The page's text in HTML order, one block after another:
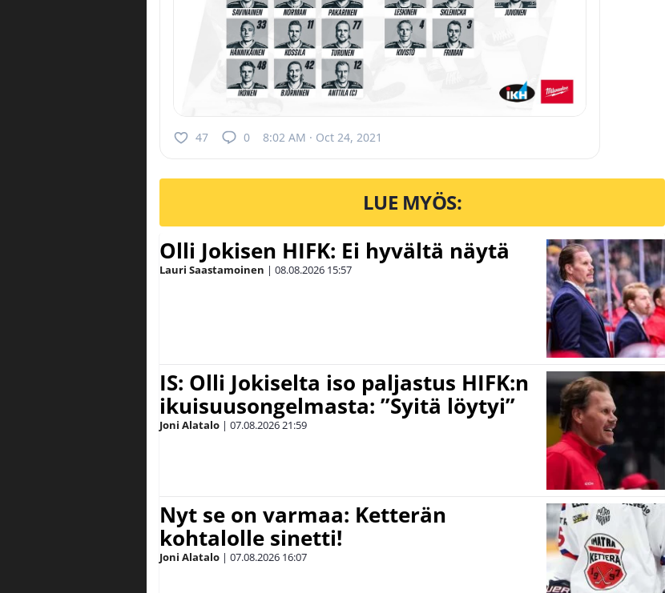
47 0 8:02 AM · Oct 24, 2021
LUE MYÖS:
Olli Jokisen HIFK: Ei hyvältä näytä
Lauri Saastamoinen | 08.08.2026 15:57
IS: Olli Jokiselta iso paljastus HIFK:n
ikuisuusongelmasta: ”Syitä löytyi”
Joni Alatalo | 07.08.202621:59
Nyt se on varmaa: Ketterän
kohtalolle sinetti!
Joni Alatalo | 07.08.2026 16:07